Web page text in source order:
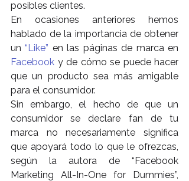
posibles clientes.
En ocasiones anteriores hemos
hablado de la importancia de obtener
un “Like”
Facebook y de cómo se puede hacer
que un producto sea más amigable
para el consumidor.
Sin embargo, el hecho de que un
consumidor se declare fan de tu
marca no necesariamente significa
que apoyará todo lo que le ofrezcas,
según la autora de “Facebook
Marketing All-In-One for Dummies”,